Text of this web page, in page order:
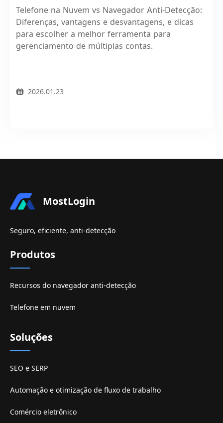
Telefone na Nuvem vs Navegador Anti-Detecção:
Diferenças, vantagens e desvantagens, e dicas
para escolher a melhor ferramenta para
gerenciamento de múltiplas contas.
2026.01.23
MostLogin
Seguro, eficiente, anti-detecção
Produtos
Recursos do navegador anti-detecção
Telefone em nuvem
Soluções
SEO e SERP
Automação e otimização de fluxo de trabalho
Comércio eletrônico